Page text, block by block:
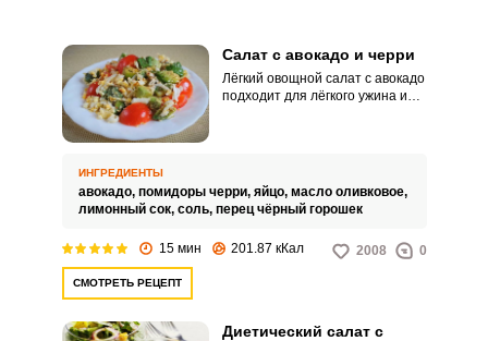
Салат с авокадо и черри
Лёгкий овощной салат с авокадо
подходит для лёгкого ужина и
процесс приготовления не
отнимет свободное время.
ИНГРЕДИЕНТЫ
авокадо, помидоры черри, яйцо, масло оливковое,
лимонный сок, соль, перец чёрный горошек
15 мин 201.87 кКал 2008 0
СМОТРЕТЬ РЕЦЕПТ
Диетический салат с